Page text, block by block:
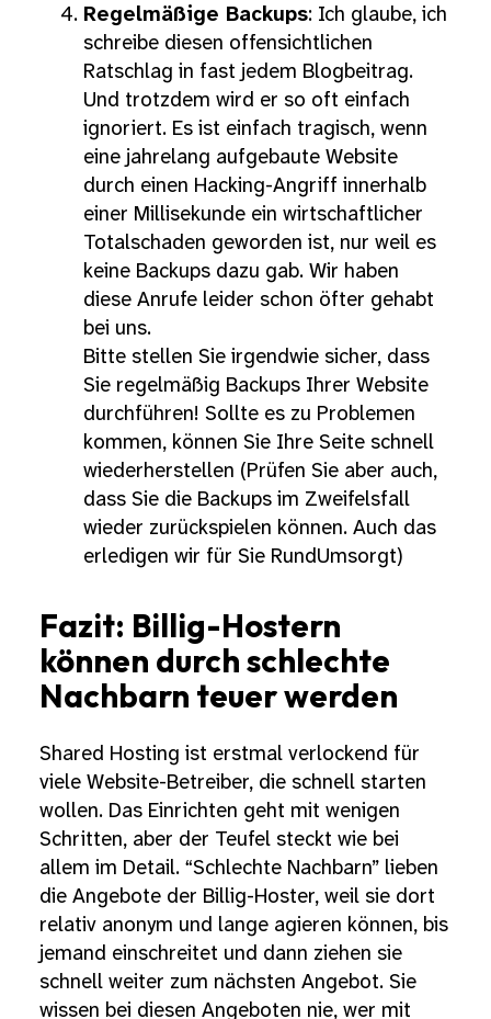
Regelmäßige Backups: Ich glaube, ich
schreibe diesen offensichtlichen
Ratschlag in fast jedem Blogbeitrag.
Und trotzdem wird er so oft einfach
ignoriert. Es ist einfach tragisch, wenn
eine jahrelang aufgebaute Website
durch einen Hacking-Angriff innerhalb
einer Millisekunde ein wirtschaftlicher
Totalschaden geworden ist, nur weil es
keine Backups dazu gab. Wir haben
diese Anrufe leider schon öfter gehabt
bei uns.
Bitte stellen Sie irgendwie sicher, dass
Sie regelmäßig Backups Ihrer Website
durchführen! Sollte es zu Problemen
kommen, können Sie Ihre Seite schnell
wiederherstellen (Prüfen Sie aber auch,
dass Sie die Backups im Zweifelsfall
wieder zurückspielen können. Auch das
erledigen wir für Sie RundUmsorgt)
Fazit: Billig-Hostern
können durch schlechte
Nachbarn teuer werden
Shared Hosting ist erstmal verlockend für
viele Website-Betreiber, die schnell starten
wollen. Das Einrichten geht mit wenigen
Schritten, aber der Teufel steckt wie bei
allem im Detail. “Schlechte Nachbarn” lieben
die Angebote der Billig-Hoster, weil sie dort
relativ anonym und lange agieren können, bis
jemand einschreitet und dann ziehen sie
schnell weiter zum nächsten Angebot. Sie
wissen bei diesen Angeboten nie, wer mit